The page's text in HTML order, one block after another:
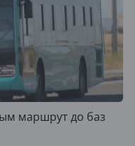
маршрут до баз